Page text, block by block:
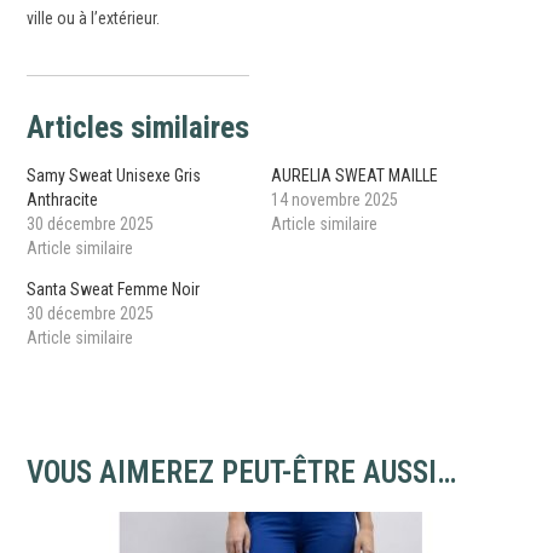
ville ou à l’extérieur.
Articles similaires
Samy Sweat Unisexe Gris
Anthracite
30 décembre 2025
Article similaire
AURELIA SWEAT MAILLE
14 novembre 2025
Article similaire
Santa Sweat Femme Noir
30 décembre 2025
Article similaire
VOUS AIMEREZ PEUT-ÊTRE AUSSI…